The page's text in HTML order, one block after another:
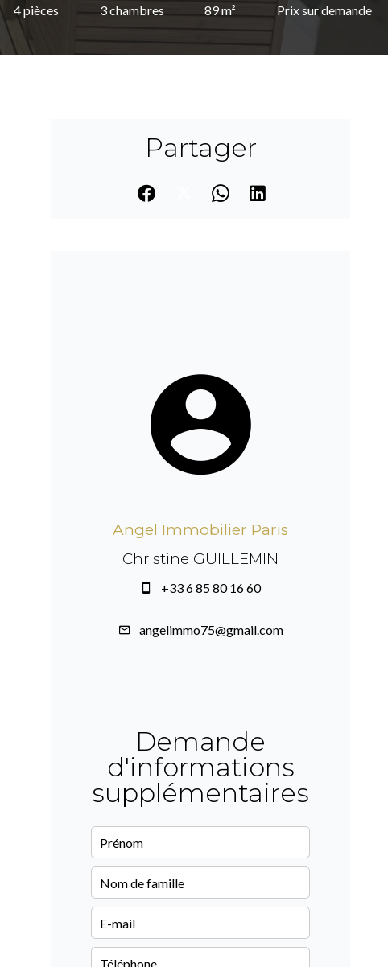
4 pièces 3 chambres 89 m² Prix sur demande
Partager
Angel Immobilier Paris
Christine GUILLEMIN
+33 6 85 80 16 60
angelimmo75@gmail.com
Demande
d'informations
supplémentaires